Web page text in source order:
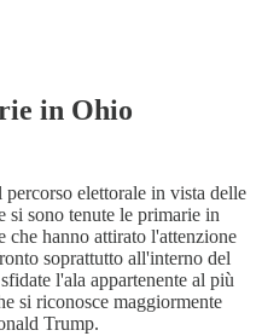
in Ohio
elettorale in vista delle
si sono tenute le primarie in
che hanno attirato l'attenzione
soprattutto all'interno del
l'ala appartenente al più
si riconosce maggiormente
Trump.